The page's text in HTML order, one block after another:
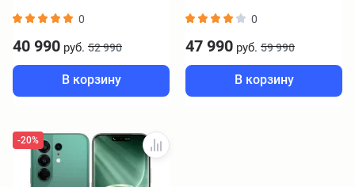
0
40 990 руб. 52 990
В корзину
0
47 990 руб. 59 990
В корзину
-20%